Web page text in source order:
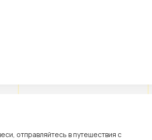
отправляйтесь в путешествия с